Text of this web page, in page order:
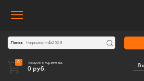
Toggle navigation
Поиск
0 Товаров в корзине на:
0 руб.